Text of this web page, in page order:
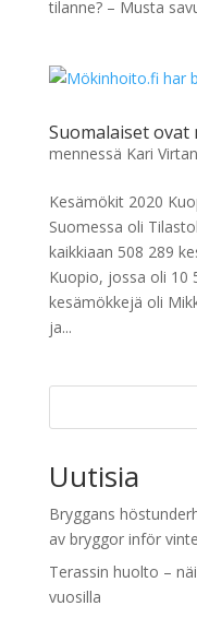
tilanne? – Musta
Suomalaiset
mennessä Kari
Kesämökit 2020
Suomessa oli
kaikkiaan 508 289
Kuopio, jossa oli 10
kesämökkejä oli
ja...
Uutisia
Bryggans
av bryggor inför
Terassin huolto –
vuosilla